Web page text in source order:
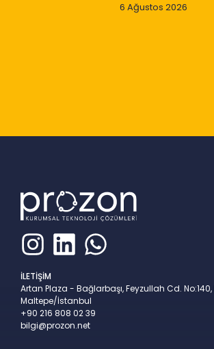
6 Ağustos 2026
İLETİŞİM
Artan Plaza - Bağlarbaşı, Feyzullah Cd.
Maltepe/İstanbul
+90 216 808 02 39
bilgi@prozon.net